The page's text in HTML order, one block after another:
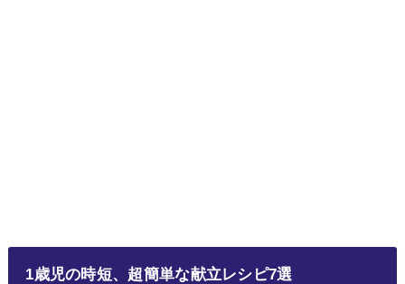
1歳児の時短、超簡単な献立レシピ7選